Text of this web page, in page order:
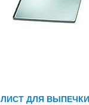
ЛИСТ ДЛЯ ВЫПЕЧКИ